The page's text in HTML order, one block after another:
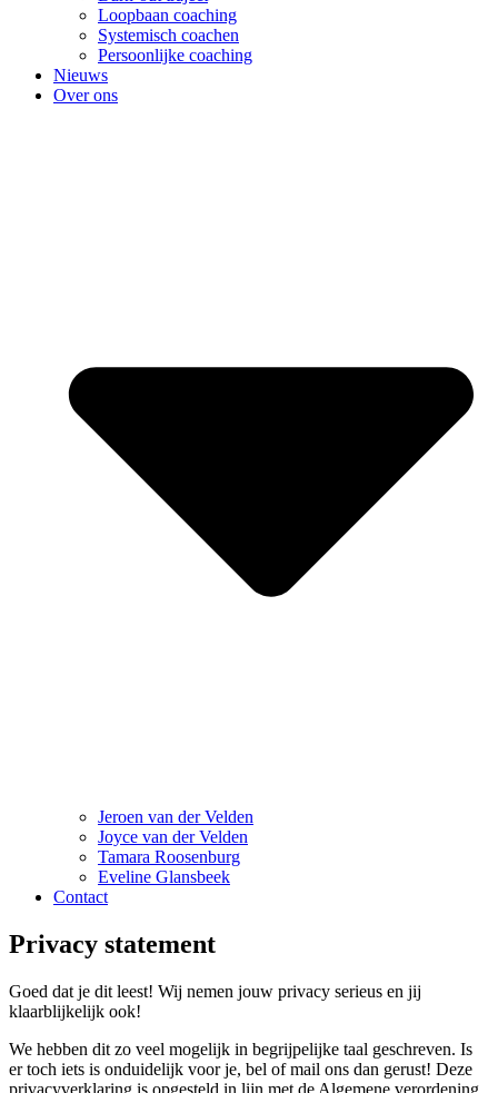
Loopbaan coaching
Systemisch coachen
Persoonlijke coaching
Nieuws
Over ons
Jeroen van der Velden
Joyce van der Velden
Tamara Roosenburg
Eveline Glansbeek
Contact
Privacy statement
Goed dat je dit leest! Wij nemen jouw privacy serieus en jij
klaarblijkelijk ook!
We hebben dit zo veel mogelijk in begrijpelijke taal geschreven. Is
er toch iets is onduidelijk voor je, bel of mail ons dan gerust! Deze
privacyverklaring is opgesteld in lijn met de Algemene verordening